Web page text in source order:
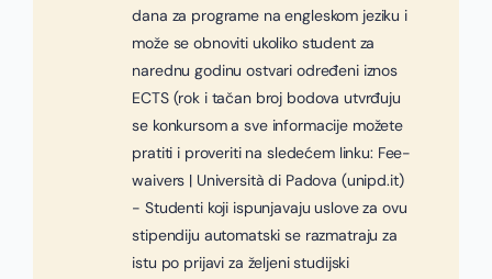
dana za programe na engleskom jeziku i
može se obnoviti ukoliko student za
narednu godinu ostvari određeni iznos
ECTS (rok i tačan broj bodova utvrđuju
se konkursom a sve informacije možete
pratiti i proveriti na sledećem linku: Fee-
waivers | Università di Padova (unipd.it)
- Studenti koji ispunjavaju uslove za ovu
stipendiju automatski se razmatraju za
istu po prijavi za željeni studijski